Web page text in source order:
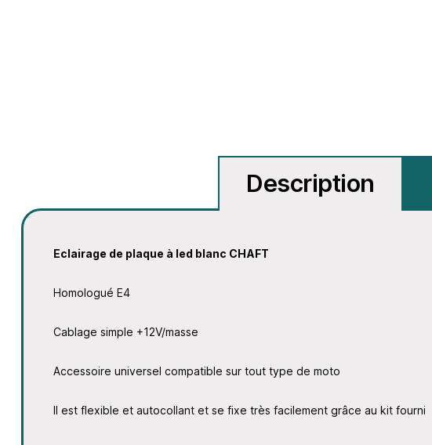
Description
Eclairage de plaque à led blanc CHAFT
Homologué E4
Cablage simple +12V/masse
Accessoire universel compatible sur tout type de moto
Il est flexible et autocollant et se fixe très facilement grâce au kit fourni